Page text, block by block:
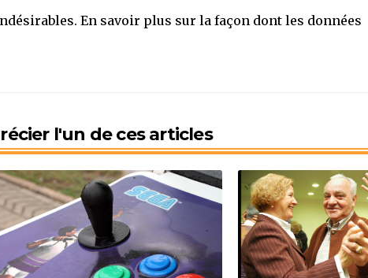
En savoir plus sur la façon dont les données
l'un de ces articles